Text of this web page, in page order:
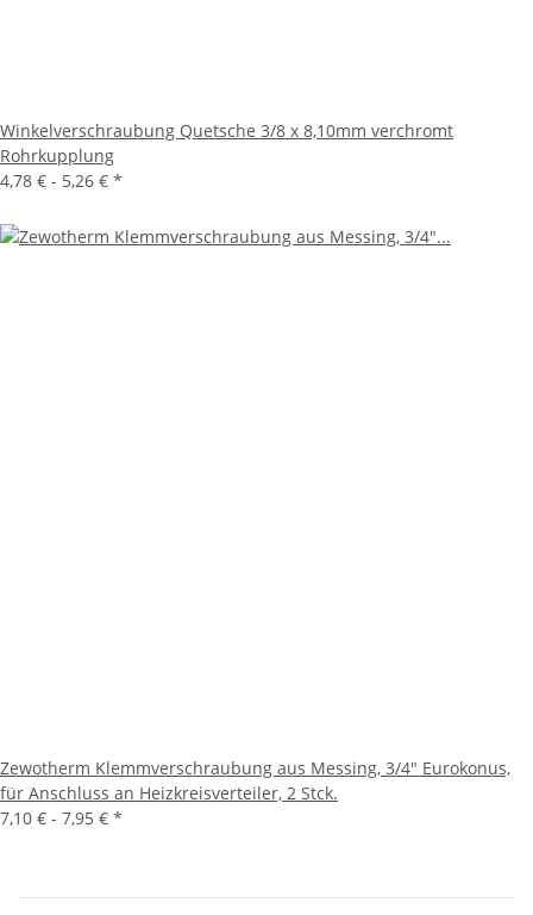
Winkelverschraubung Quetsche 3/8 x 8,10mm verchromt
Rohrkupplung
4,78 € - 5,26 € *
Zewotherm Klemmverschraubung aus Messing, 3/4" Eurokonus,
für Anschluss an Heizkreisverteiler, 2 Stck.
7,10 € - 7,95 € *